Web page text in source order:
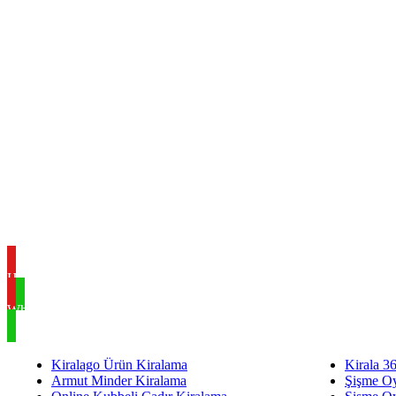
Hemen Ara
WhatsApp
Kiralago Ürün Kiralama
Armut Minder Kiralama
Kirala
Şişme